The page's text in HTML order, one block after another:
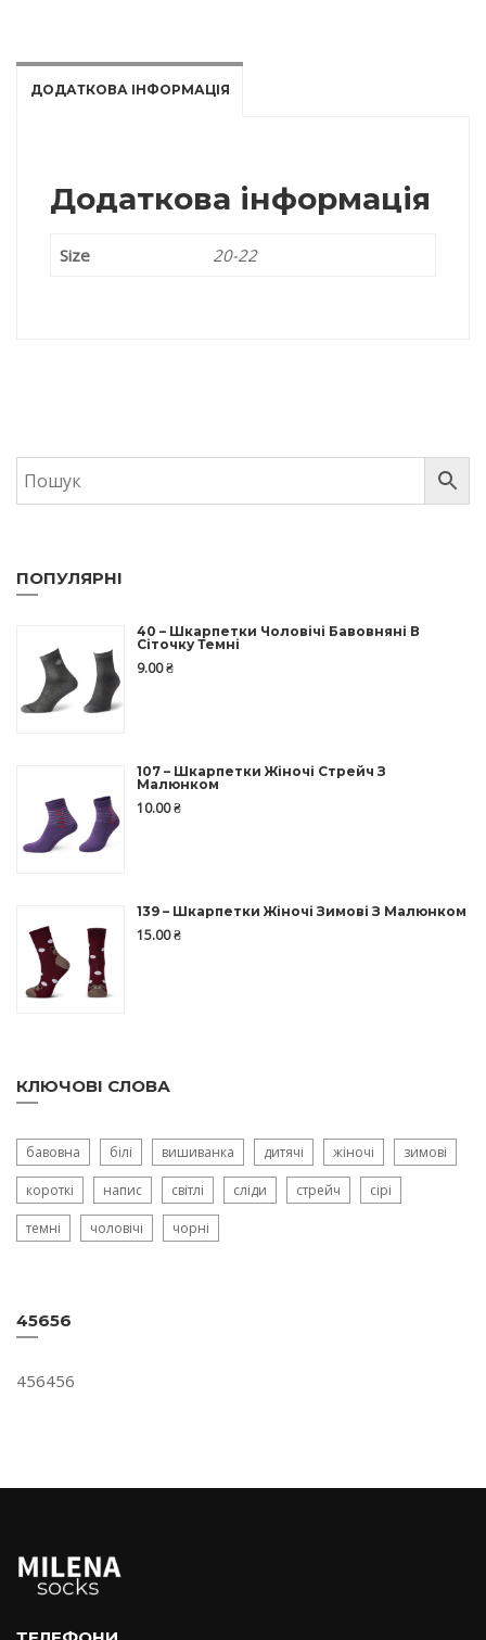
ДОДАТКОВА ІНФОРМАЦІЯ
Додаткова інформація
Size 20-22
ПОПУЛЯРНІ
40 – Шкарпетки Чоловічі Бавовняні В
Сіточку Темні
9.00₴
107 – Шкарпетки Жіночі Стрейч З
Малюнком
10.00₴
139 – Шкарпетки Жіночі Зимові З Малюнком
15.00₴
КЛЮЧОВІ СЛОВА
бавовна білі вишиванка дитячі жіночі зимові
короткі напис світлі сліди стрейч сірі
темні чоловічі чорні
45656
456456